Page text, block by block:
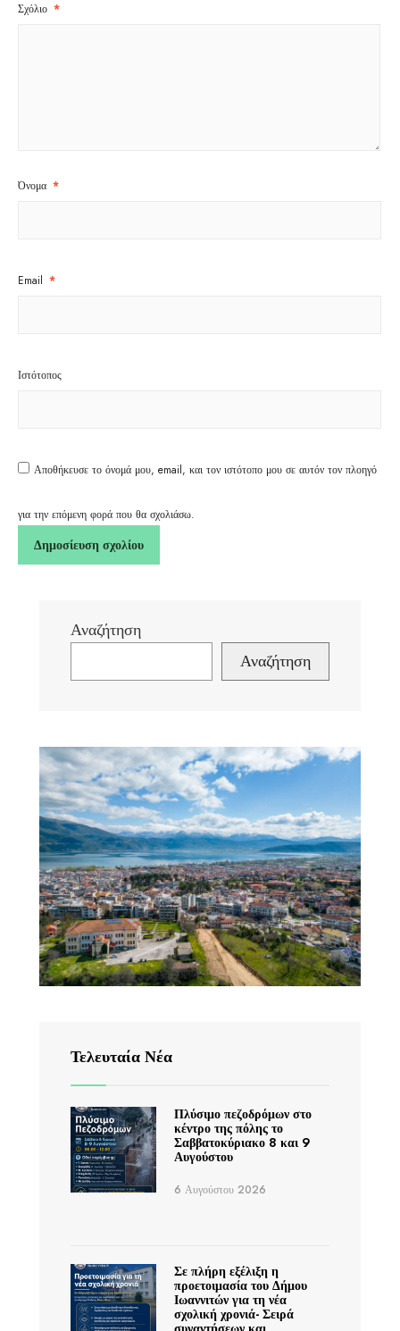
Σχόλιο *
Όνομα *
Email *
Ιστότοπος
Αποθήκευσε το όνομά μου, email, και τον ιστότοπο μου σε αυτόν τον πλοηγό
για την επόμενη φορά που θα σχολιάσω.
Αναζήτηση
Αναζήτηση
Τελευταία Νέα
Πλύσιμο πεζοδρόμων στο
κέντρο της πόλης το
Σαββατοκύριακο 8 και 9
Αυγούστου
6 Αυγούστου 2026
Σε πλήρη εξέλιξη η
προετοιμασία του Δήμου
Ιωαννιτών για τη νέα
σχολική χρονιά- Σειρά